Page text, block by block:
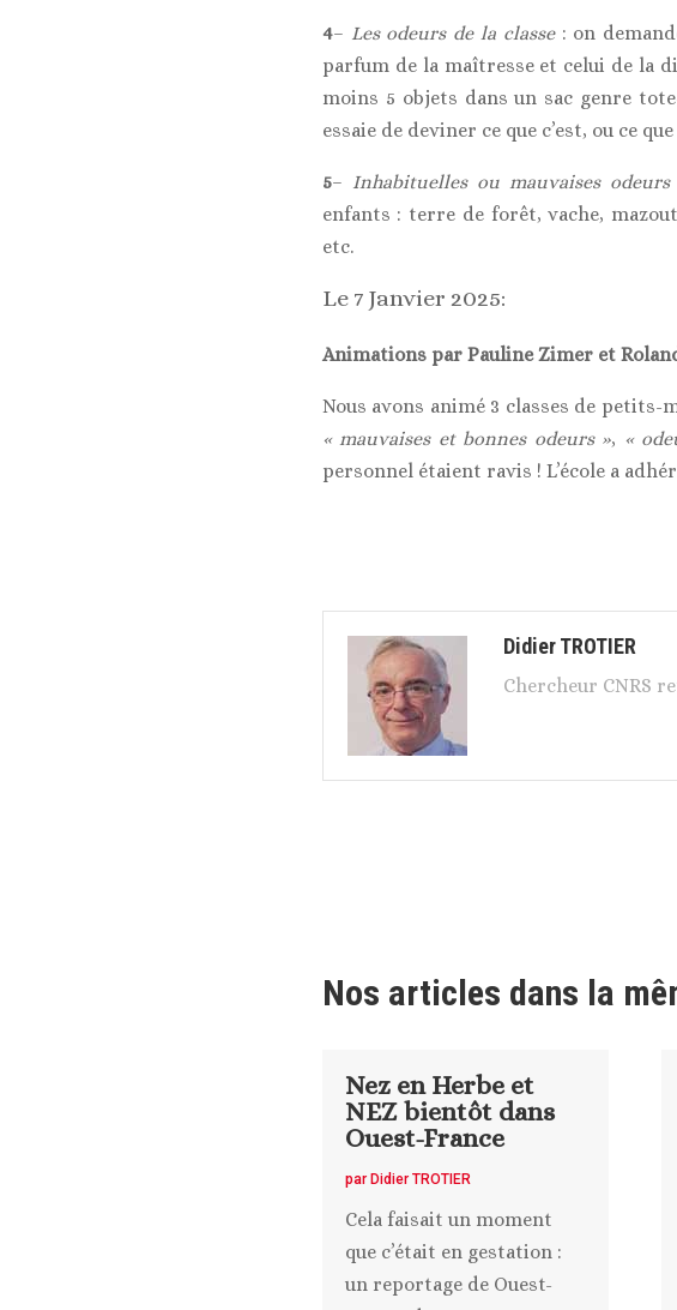
4– Les odeurs de la classe: on
parfum de la maîtresse et celui de la
moins 5 objets dans un sac genre
essaie de deviner ce que c’est, ou ce
5– Inhabituelles ou mauvaises odeurs
enfants : terre de forêt, vache,
etc.
Le 7 Janvier 2025:
Animations par Pauline Zimer et
Nous avons animé 3 classes de petits-
« mauvaises et bonnes odeurs », «
personnel étaient ravis ! L’école a
Didier TROTIER
Chercheur CNRS
Nos articles dans la
Nez en Herbe et
NEZ bientôt dans
Ouest-France
par Didier TROTIER
Cela faisait un moment
que c’était en gestation :
un reportage de Ouest-